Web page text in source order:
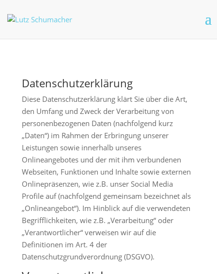
Datenschutzerklärung
Diese Datenschutzerklärung klärt Sie über die Art,
den Umfang und Zweck der Verarbeitung von
personenbezogenen Daten (nachfolgend kurz
„Daten“) im Rahmen der Erbringung unserer
Leistungen sowie innerhalb unseres
Onlineangebotes und der mit ihm verbundenen
Webseiten, Funktionen und Inhalte sowie externen
Onlinepräsenzen, wie z.B. unser Social Media
Profile auf (nachfolgend gemeinsam bezeichnet als
„Onlineangebot“). Im Hinblick auf die verwendeten
Begrifflichkeiten, wie z.B. „Verarbeitung“ oder
„Verantwortlicher“ verweisen wir auf die
Definitionen im Art. 4 der
Datenschutzgrundverordnung (DSGVO).